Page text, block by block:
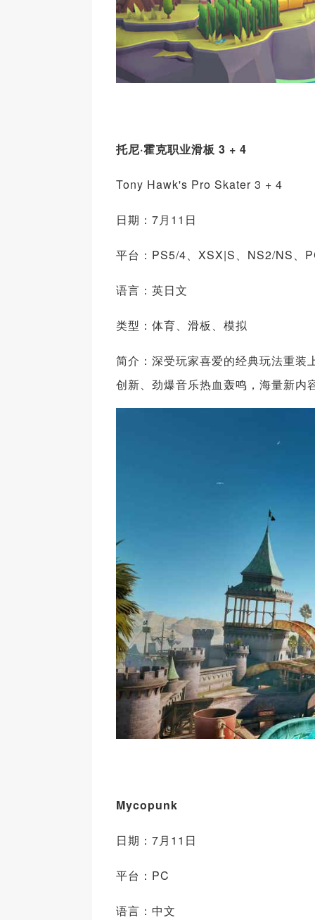
托尼·霍克职业滑板 3 + 4
Tony Hawk's Pro Skater 3 + 4
日期：7月11日
平台：PS5/4、XSX|S、NS2/NS、
语言：英日文
类型：体育、滑板、模拟
简介：深受玩家喜爱的经典玩法重装
创新、劲爆音乐热血轰鸣，海量新内
Mycopunk
日期：7月11日
平台：PC
语言：中文